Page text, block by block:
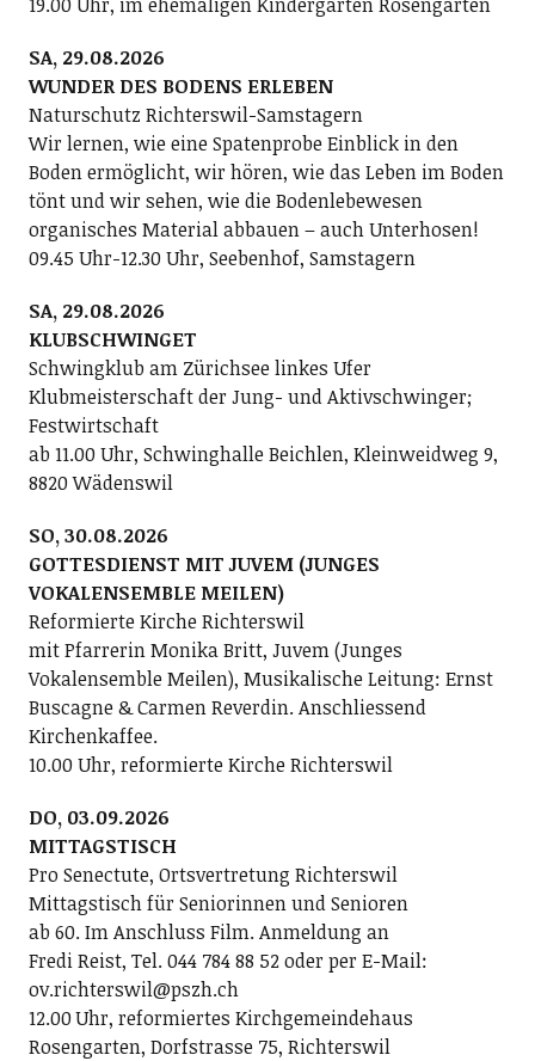
SA, 29.08.2026
WUNDER DES BODENS ERLEBEN
Naturschutz Richterswil-Samstagern
Wir lernen, wie eine Spatenprobe Einblick in den
Boden ermöglicht, wir hören, wie das Leben im Boden
tönt und wir sehen, wie die Bodenlebewesen
organisches Material abbauen – auch Unterhosen!
09.45 Uhr-12.30 Uhr, Seebenhof, Samstagern
SA, 29.08.2026
KLUBSCHWINGET
Schwingklub am Zürichsee linkes Ufer
Klubmeisterschaft der Jung- und Aktivschwinger;
Festwirtschaft
ab 11.00 Uhr, Schwinghalle Beichlen, Kleinweidweg 9,
8820 Wädenswil
SO, 30.08.2026
GOTTESDIENST MIT JUVEM (JUNGES
VOKALENSEMBLE MEILEN)
Reformierte Kirche Richterswil
mit Pfarrerin Monika Britt, Juvem (Junges
Vokalensemble Meilen), Musikalische Leitung: Ernst
Buscagne & Carmen Reverdin. Anschliessend
Kirchenkaffee.
10.00 Uhr, reformierte Kirche Richterswil
DO, 03.09.2026
MITTAGSTISCH
Pro Senectute, Ortsvertretung Richterswil
Mittagstisch für Seniorinnen und Senioren
ab 60. Im Anschluss Film. Anmeldung an
Fredi Reist, Tel. 044 784 88 52 oder per E-Mail:
ov.richterswil@pszh.ch
12.00 Uhr, reformiertes Kirchgemeindehaus
Rosengarten, Dorfstrasse 75, Richterswil